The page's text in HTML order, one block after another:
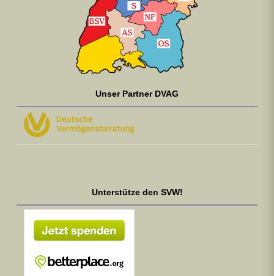
Unser Partner DVAG
Unterstütze den SVW!